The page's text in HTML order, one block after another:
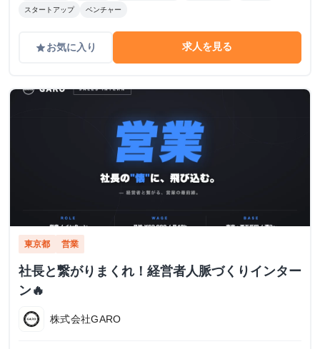
スタートアップ ベンチャー
gradeお気に入り 求人を見る
東京都 営業
社長と繋がりまくれ！経営者人脈づくりインター
ン🔥
株式会社GARO